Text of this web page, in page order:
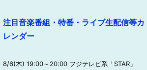
注目音楽番組・特番・ライブ生配信等カ
レンダー
8/6(木) 19:00～20:00 フジテレビ系「STAR」